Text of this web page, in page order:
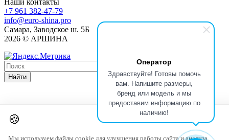
Оператор
Здравствуйте! Готовы помочь
вам. Напишите размеры,
бренд или модель и мы
предоставим информацию по
наличию!
+7 961 382-47-79
info@euro-shina.pro
Самара, Заводское ш. 5Б
2026 © АРШИНА
Найти
🍪
Мы используем файлы cookie для улучшения работы сайта и анализа